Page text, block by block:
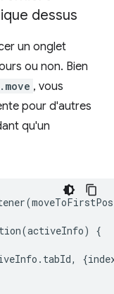
dessus
un onglet
ou non. Bien
, vous
pour d'autres
qu'un
(
(activeInfo)
{
. tabId, {